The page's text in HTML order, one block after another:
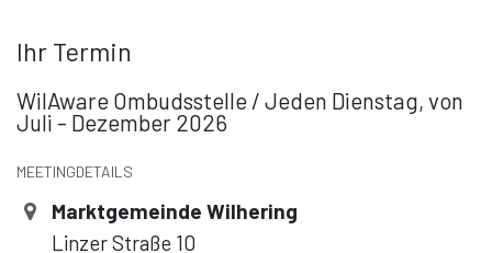
Ihr Termin
WilAware Ombudsstelle / Jeden Dienstag, von
Juli - Dezember 2026
MEETINGDETAILS
Marktgemeinde Wilhering
Linzer Straße 10